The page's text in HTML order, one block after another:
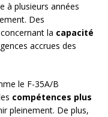
à plusieurs années
Des
la capacité
accrues des
le F-35A/B
compétences plus
pleinement. De plus,